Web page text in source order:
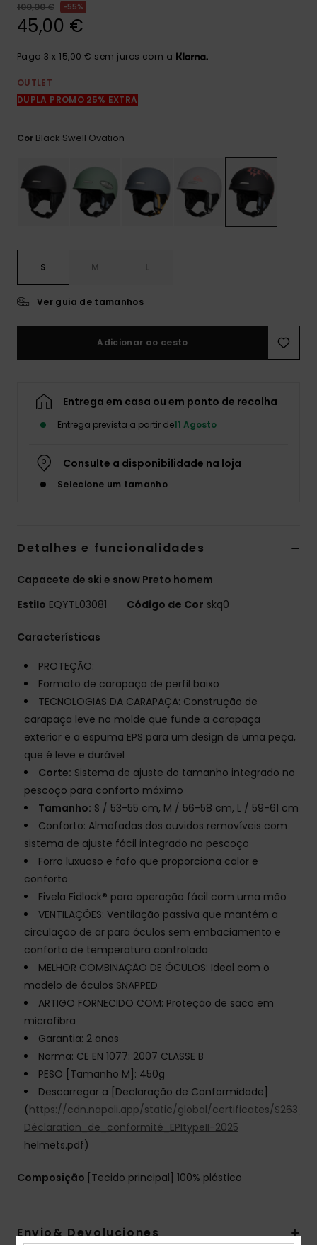
Consultar
100,00 €
55%
45,00 €
Paga 3 x 15,00 € sem juros com a
OUTLET
DUPLA PROMO 25% EXTRA
Cor Black Swell Ovation
S M L
Ver guia de tamanhos
Adicionar ao cesto
Entrega em casa ou em ponto de recolha
Entrega prevista a partir de11 Agosto
Consulte a disponibilidade na loja
Selecione um tamanho
Detalhes e funcionalidades
Capacete de ski e snow Preto homem
Estilo EQYTL03081 Código de Cor skq0
Características
PROTEÇÃO:
Formato de carapaça de perfil baixo
TECNOLOGIAS DA CARAPAÇA: Construção de
carapaça leve no molde que funde a carapaça
exterior e a espuma EPS para um design de uma peça,
que é leve e durável
Corte: Sistema de ajuste do tamanho integrado no
pescoço para conforto máximo
Tamanho: S / 53-55 cm, M / 56-58 cm, L / 59-61 cm
Conforto: Almofadas dos ouvidos removíveis com
sistema de ajuste fácil integrado no pescoço
Forro luxuoso e fofo que proporciona calor e
conforto
Fivela Fidlock® para operação fácil com uma mão
VENTILAÇÕES: Ventilação passiva que mantém a
circulação de ar para óculos sem embaciamento e
conforto de temperatura controlada
MELHOR COMBINAÇÃO DE ÓCULOS: Ideal com o
modelo de óculos SNAPPED
ARTIGO FORNECIDO COM: Proteção de saco em
microfibra
Garantia: 2 anos
Norma: CE EN 1077: 2007 CLASSE B
PESO [Tamanho M]: 450g
Descarregar a [Declaração de Conformidade]
(https://cdn.napali.app/static/global/certificates/
Déclaration_de_conformité_EPItypeII-2025
helmets.pdf)
Composição [Tecido principal] 100% plástico
Envio& Devoluciones